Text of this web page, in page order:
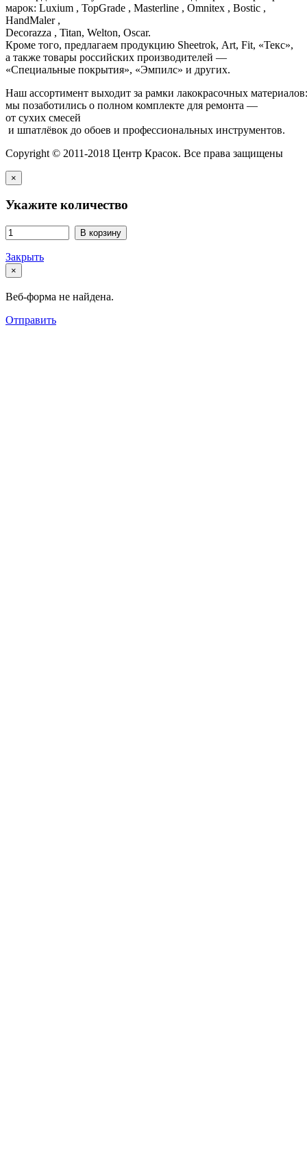
марок: Luxium , TopGrade , Masterline , Omnitex , Bostic ,
HandMaler ,
Decorazza , Titan, Welton, Oscar.
Кроме того, предлагаем продукцию Sheetrok, Art, Fit, «Текс»,
а также товары российских производителей —
«Специальные покрытия», «Эмпилс» и других.
Наш ассортимент выходит за рамки лакокрасочных
мы позаботились о полном комплекте для ремонта —
от сухих смесей
и шпатлёвок до обоев и профессиональных инструментов.
Copyright © 2011-2018 Центр Красок. Все права защищены
×
Укажите количество
В корзину
Закрыть
×
Веб-форма не найдена.
Отправить